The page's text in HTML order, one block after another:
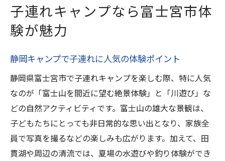
子連れキャンプなら富士宮市体
験が魅力
静岡キャンプで子連れに人気の体験ポイント
静岡県富士宮市で子連れキャンプを楽しむ際、特に人気
なのが「富士山を間近に望む絶景体験」と「川遊び」な
どの自然アクティビティです。富士山の雄大な景観は、
子どもたちにとっても非日常的な思い出となり、家族全
員で写真を撮るなどの楽しみも広がります。加えて、田
貫湖や周辺の清流では、夏場の水遊びや釣り体験ができ